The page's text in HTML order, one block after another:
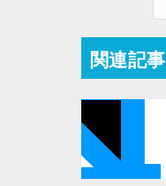
関連記事